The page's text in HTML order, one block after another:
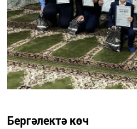
Бергәлектә көч